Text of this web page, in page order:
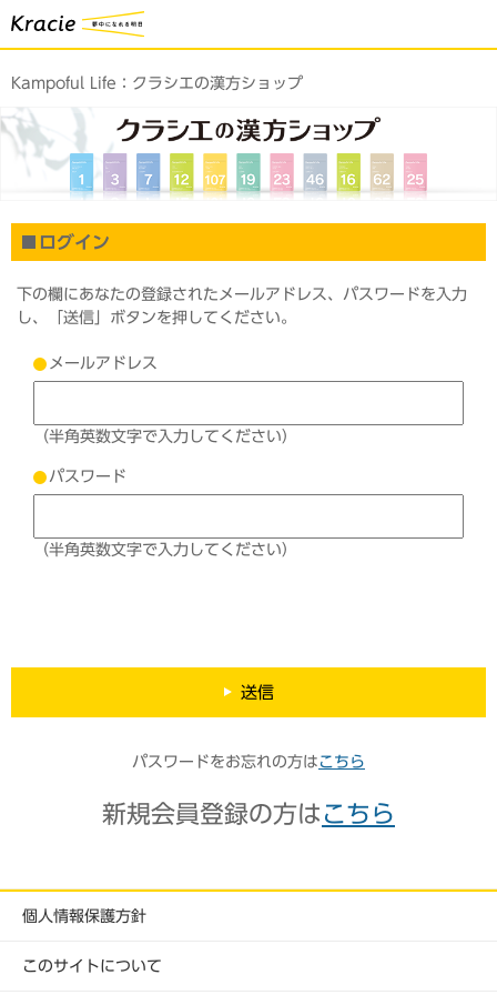
Kampoful Life： クラシエの漢方ショップ
ログイン
下の欄にあなたの登録されたメールアドレス、パスワードを入力
し、「送信」ボタンを押してください。
メールアドレス
（半角英数文字で入力してください）
パスワード
（半角英数文字で入力してください）
送信
パスワードをお忘れの方は こちら
新規会員登録の方は こちら
個人情報保護方針
このサイトについて